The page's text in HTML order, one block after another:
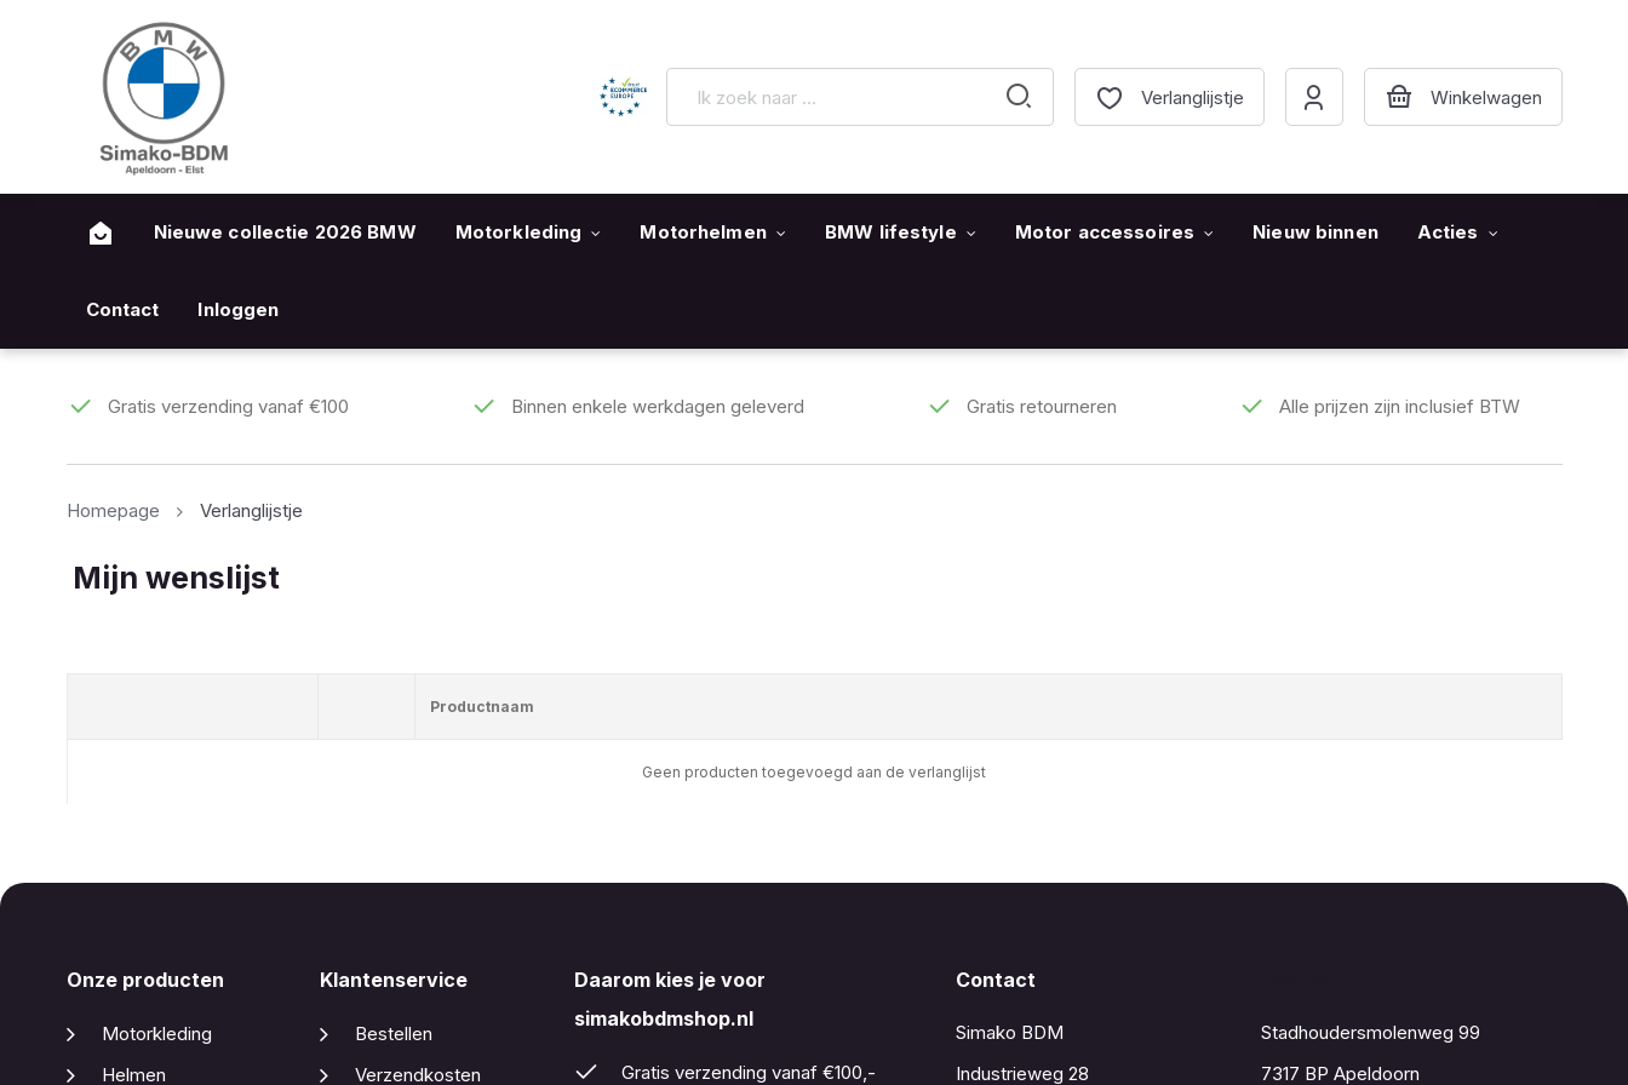
Verlanglijstje
Nieuwe collectie 2026 BMW Motorkleding Motorhelmen BMW lifestyle Motor accessoires Nieuw binnen Acties
Contact Inloggen
Gratis verzending vanaf €100 Binnen enkele werkdagen geleverd Gratis retourneren Alle prijzen zijn inclusief BTW
Homepage Verlanglijstje
Mijn wenslijst
Productnaam
Geen producten toegevoegd aan de verlanglijst
Onze producten
Motorkleding
Helmen
Klantenservice
Bestellen
Verzendkosten
Daarom kies je voor
simakobdmshop.nl
Gratis verzending vanaf €100,-
Contact
Simako BDM
Industrieweg 28
Stadhoudersmolenweg 99
7317 BP Apeldoorn